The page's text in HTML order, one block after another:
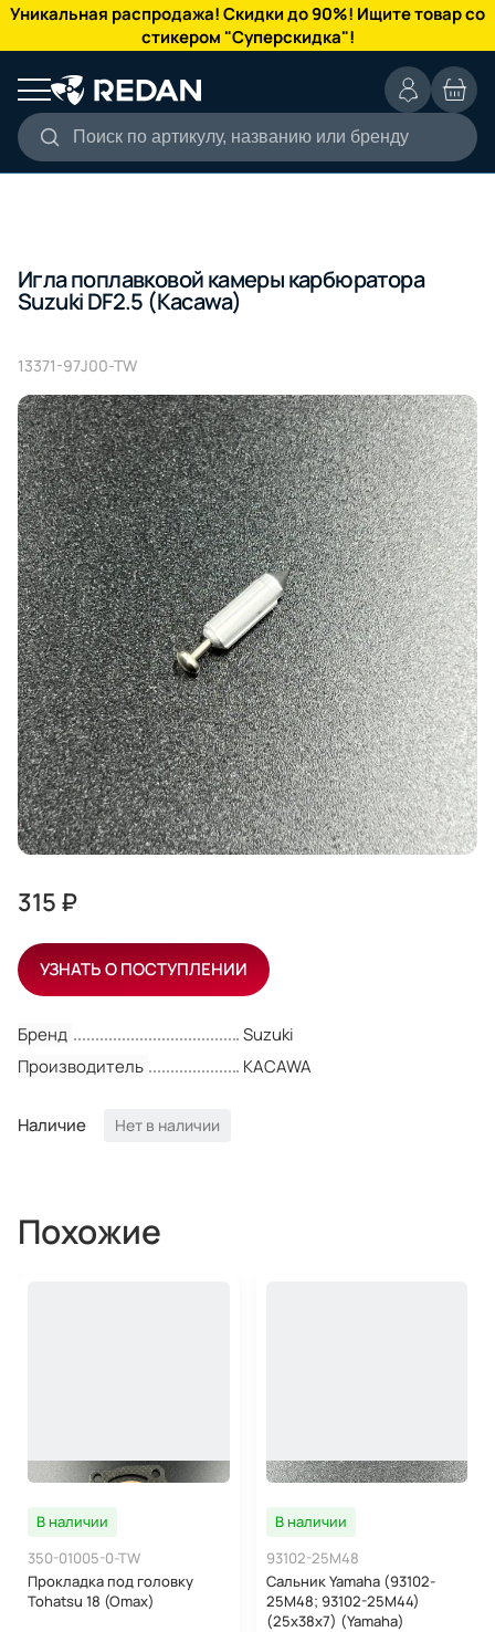
Уникальная распродажа! Скидки до 90%! Ищите товар со
стикером "Суперскидка"!
Поиск по артикулу, названию или бренду
КАТАЛОГ
Игла поплавковой камеры карбюратора
Suzuki DF2.5 (Kacawa)
13371-97J00-TW
Бренд
Suzuki
Производитель
KACAWA
Наличие Нет в наличии
315 ₽
УЗНАТЬ О ПОСТУПЛЕНИИ
Похожие
В наличии
350-01005-0-TW
Прокладка под головку
Tohatsu 18 (Omax)
В наличии
93102-25M48
Сальник Yamaha (93102-
25M48; 93102-25M44)
(25x38x7) (Yamaha)